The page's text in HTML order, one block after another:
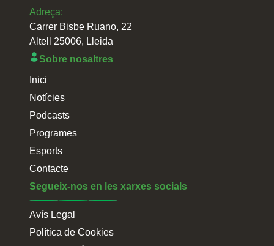
Adreça:
Carrer Bisbe Ruano, 22
Altell 25006, Lleida
Sobre nosaltres
Inici
Notícies
Podcasts
Programes
Esports
Contacte
Segueix-nos en les xarxes socials
Avís Legal
Política de Cookies